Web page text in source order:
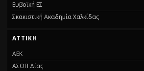
Ευβοϊκή ΕΣ
Σκακιστική Ακαδημία Χαλκίδας
ΑΤΤΙΚΗ
ΑΕΚ
ΑΣΟΠ Δίας